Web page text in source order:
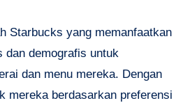
Starbucks yang memanfaatkan
dan demografis untuk
dan menu mereka. Dengan
mereka berdasarkan preferensi